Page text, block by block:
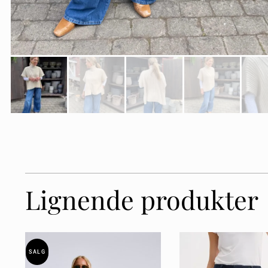
Lignende produkter
SALG